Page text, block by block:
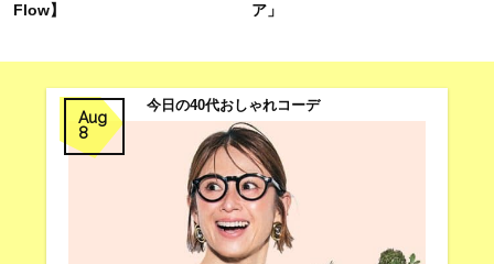
Flow】
ア」
Aug
8
今日の40代おしゃれコーデ